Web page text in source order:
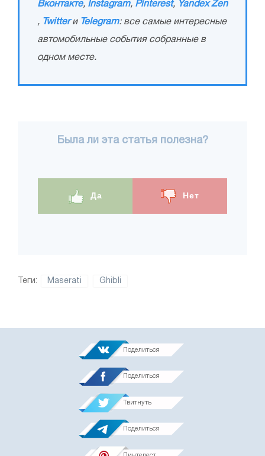
Вконтакте, Instagram, Pinterest, Yandex Zen
, Twitterи Telegram: все самые интересные
автомобильные события собранные в
одном месте.
Была ли эта статья полезна?
Да Нет
Теги: Maserati Ghibli
Поделиться
Поделиться
Твитнуть
Поделиться